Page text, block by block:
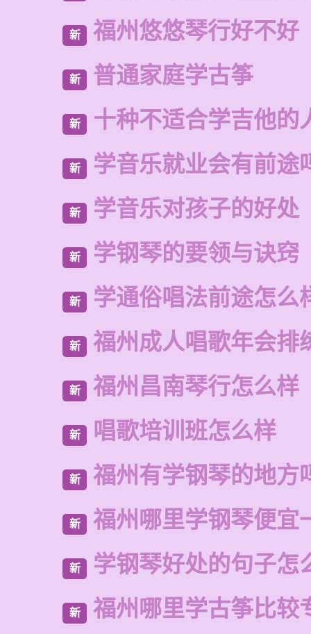
新 福州悠悠琴行好不好
新 普通家庭学古筝
新 十种不适合学吉他的
新 学音乐就业会有前途
新 学音乐对孩子的好处
新 学钢琴的要领与诀窍
新 学通俗唱法前途怎么
新 福州成人唱歌年会排
新 福州昌南琴行怎么样
新 唱歌培训班怎么样
新 福州有学钢琴的地方
新 福州哪里学钢琴便宜
新 学钢琴好处的句子怎
新 福州哪里学古筝比较